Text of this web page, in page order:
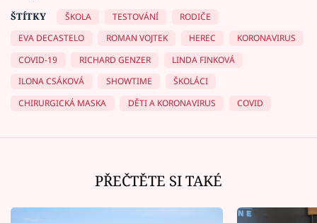
ŠTÍTKY
ŠKOLA TESTOVÁNÍ
RODIČE
EVA DECASTELO
ROMAN VOJTEK HEREC
KORONAVIRUS
COVID-19
RICHARD GENZER
LINDA FINKOVÁ
ILONA CSÁKOVÁ
SHOWTIME
ŠKOLÁCI
CHIRURGICKÁ MASKA
DĚTI A KORONAVIRUS COVID
PŘEČTĚTE SI TAKÉ